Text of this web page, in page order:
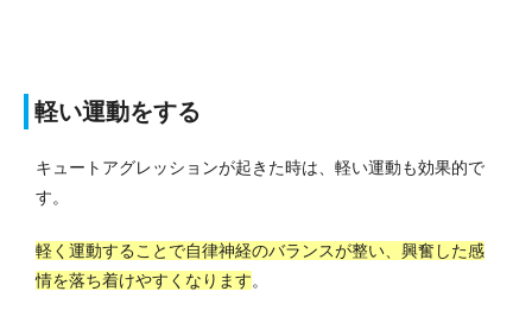
軽い運動をする
キュートアグレッションが起きた時は、軽い運動も効果的で
す。
軽く運動することで自律神経のバランスが整い、興奮した感
情を落ち着けやすくなります。